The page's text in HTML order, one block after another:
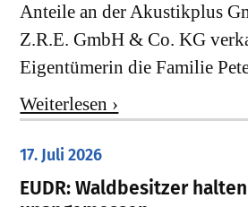
Anteile an der Akustikplus
Z.R.E. GmbH & Co. KG
Eigentümerin die Familie
Weiterlesen ›
17. Juli 2026
EUDR: Waldbesitzer